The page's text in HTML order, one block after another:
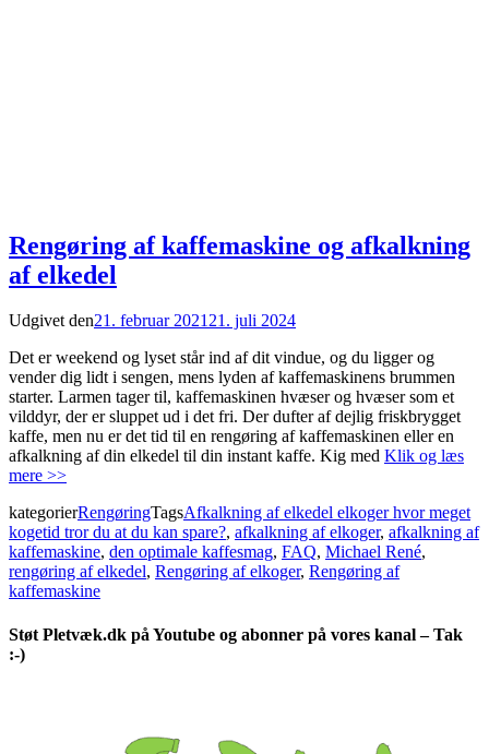
Rengøring af kaffemaskine og afkalkning
af elkedel
Udgivet den21. februar 202121. juli 2024
Det er weekend og lyset står ind af dit vindue, og du ligger og
vender dig lidt i sengen, mens lyden af kaffemaskinens brummen
starter. Larmen tager til, kaffemaskinen hvæser og hvæser som et
vilddyr, der er sluppet ud i det fri. Der dufter af dejlig friskbrygget
kaffe, men nu er det tid til en rengøring af kaffemaskinen eller en
afkalkning af din elkedel til din instant kaffe. Kig med Klik og læs
mere >>
kategorierRengøringTagsAfkalkning af elkedel elkoger hvor meget
kogetid tror du at du kan spare?, afkalkning af elkoger, afkalkning af
kaffemaskine, den optimale kaffesmag, FAQ, Michael René,
rengøring af elkedel, Rengøring af elkoger, Rengøring af
kaffemaskine
Støt Pletvæk.dk på Youtube og abonner på vores kanal – Tak
:-)